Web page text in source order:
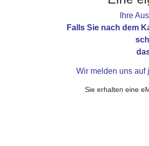
Ihre
Falls Sie nach dem
Wir melden uns auf
Sie erhalten eine